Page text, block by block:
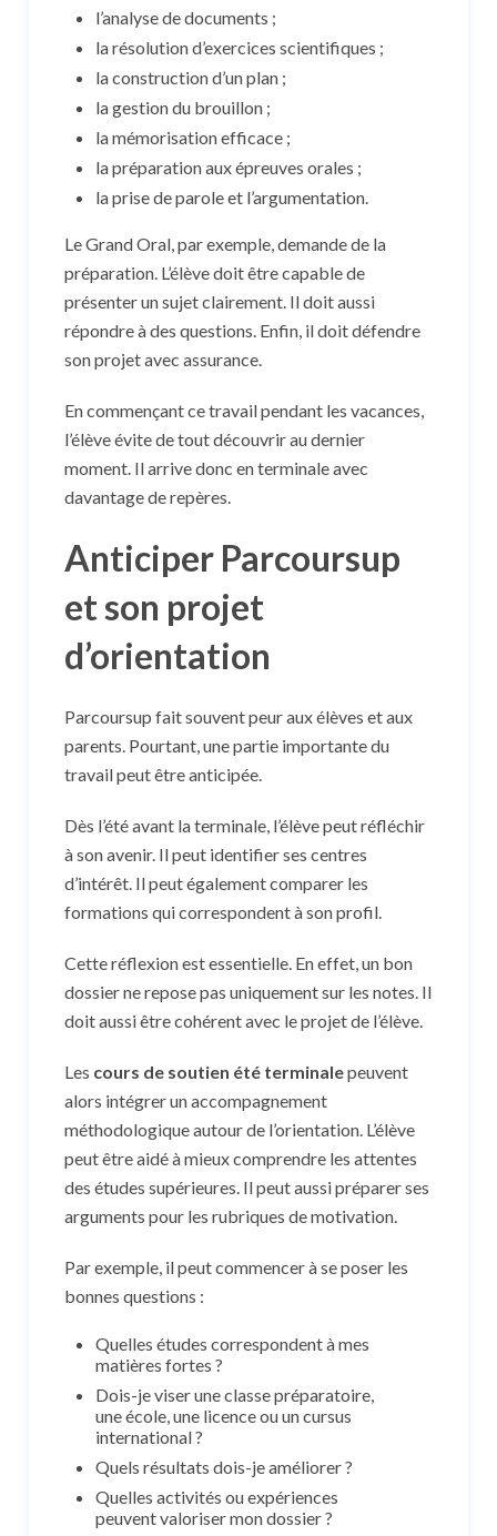
l’analyse de documents ;
la résolution d’exercices scientifiques ;
la construction d’un plan ;
la gestion du brouillon ;
la mémorisation efficace ;
la préparation aux épreuves orales ;
la prise de parole et l’argumentation.
Le Grand Oral, par exemple, demande de la
préparation. L’élève doit être capable de
présenter un sujet clairement. Il doit aussi
répondre à des questions. Enfin, il doit défendre
son projet avec assurance.
En commençant ce travail pendant les vacances,
l’élève évite de tout découvrir au dernier
moment. Il arrive donc en terminale avec
davantage de repères.
Anticiper Parcoursup
et son projet
d’orientation
Parcoursup fait souvent peur aux élèves et aux
parents. Pourtant, une partie importante du
travail peut être anticipée.
Dès l’été avant la terminale, l’élève peut réfléchir
à son avenir. Il peut identifier ses centres
d’intérêt. Il peut également comparer les
formations qui correspondent à son profil.
Cette réflexion est essentielle. En effet, un bon
dossier ne repose pas uniquement sur les notes. Il
doit aussi être cohérent avec le projet de l’élève.
Les cours de soutien été terminalepeuvent
alors intégrer un accompagnement
méthodologique autour de l’orientation. L’élève
peut être aidé à mieux comprendre les attentes
des études supérieures. Il peut aussi préparer ses
arguments pour les rubriques de motivation.
Par exemple, il peut commencer à se poser les
bonnes questions :
Quelles études correspondent à mes
matières fortes ?
Dois-je viser une classe préparatoire,
une école, une licence ou un cursus
international ?
Quels résultats dois-je améliorer ?
Quelles activités ou expériences
peuvent valoriser mon dossier ?